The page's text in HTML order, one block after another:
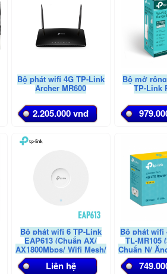
Bộ phát wifi 4G TP-Link
Archer MR600
2.205.000 vnđ
Bộ mở
TP-Link
Bộ phát wifi 6 TP-Link
EAP613 (Chuẩn AX/
AX1800Mbps/ Wifi Mesh/
Gắn trần/tường)
Liên hệ
Bộ phát wifi
TL-MR105
Chuẩn N/
Sim 4G/